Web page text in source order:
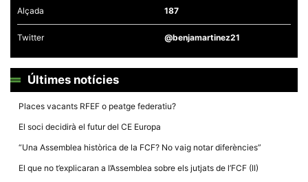
Alçada 187
Twitter @benjamartinez21
Últimes notícies
Places vacants RFEF o peatge federatiu?
El soci decidirà el futur del CE Europa
“Una Assemblea històrica de la FCF? No vaig notar diferències”
El que no t’explicaran a l’Assemblea sobre els jutjats de l’FCF (II)
estadístiques
de manera
anònima d'ús
per a millorar
la funcionalitat
Alguns
tècnics del